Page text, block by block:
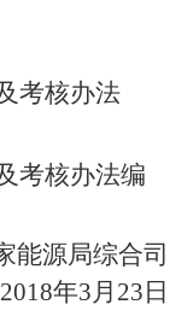
考核办法
考核办法编
能源局综合司
2018年3月23日